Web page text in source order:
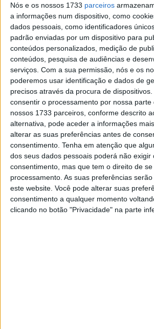
Nós e os nossos 1733 parceiros
a informações num dispositivo, como
dados pessoais, como identificadores
padrão enviadas por um dispositivo para
conteúdos personalizados, medição de
conteúdos, pesquisa de audiências e
serviços. Com a sua permissão, nós e os
poderemos usar identificação e dados de
precisos através da procura de
consentir o processamento por nossa parte
nossos 1733 parceiros, conforme descrito
alternativa, pode aceder a informações
alterar as suas preferências antes de
consentimento. Tenha em atenção que
dos seus dados pessoais poderá não exigir
consentimento, mas que tem o direito de
processamento. As suas preferências
este website. Você pode alterar suas
consentimento a qualquer momento
clicando no botão "Privacidade" na parte
conseguiram superar Miguel Nunes e
também num Skoda Fabia RS Rally2,
de 3,7 segundos. Pouco atrás, João
Rodrigues, a bordo do seu Toyota GR
registaram um tempo 5,6 segundos
líderes.
No que concerne ao Campeonato
(CPR), a competição revelou-se
Armindo Araújo e Luís Ramalho, na
Fabia RS Rally2, asseguraram o quarto
classificativa, distinguindo-se como a
do CPR, com uma vantagem de 1,1
Meeke e Stuart Loudon, que pilotavam
Yaris Rally2. Esta performance apertou
significativamente as contas do
diferença entre o primeiro e o segundo